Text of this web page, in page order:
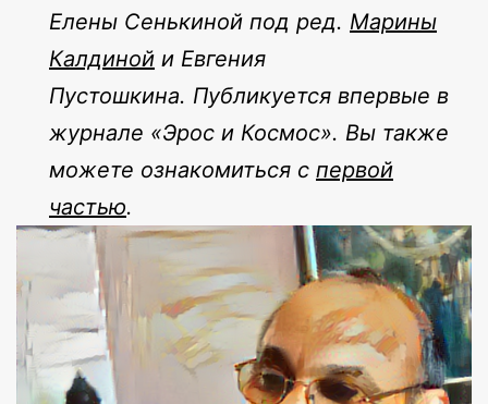
Елены Сенькиной под ред. Марины
Калдиной и Евгения
Пустошкина. Публикуется впервые в
журнале «Эрос и Космос». Вы также
можете ознакомиться с первой
частью.